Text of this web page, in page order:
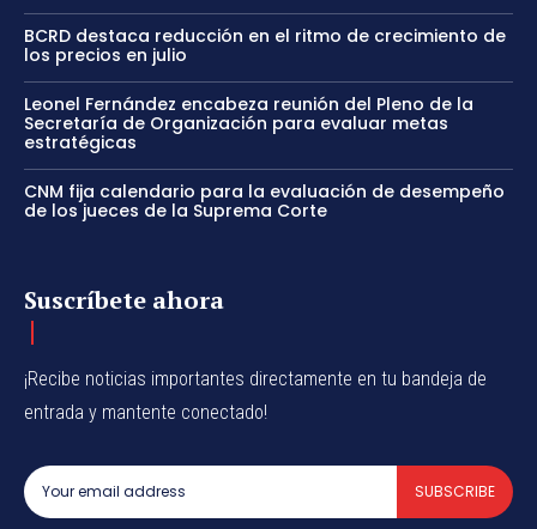
BCRD destaca reducción en el ritmo de crecimiento de
los precios en julio
Leonel Fernández encabeza reunión del Pleno de la
Secretaría de Organización para evaluar metas
estratégicas
CNM fija calendario para la evaluación de desempeño
de los jueces de la Suprema Corte
Suscríbete ahora
¡Recibe noticias importantes directamente en tu bandeja de
entrada y mantente conectado!
SUBSCRIBE